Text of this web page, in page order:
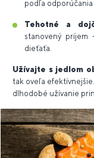
podľa odporúčania
Tehotné a
stanovený
dieťaťa.
Užívajte s jedlom
tak oveľa
dlhodobé užívanie